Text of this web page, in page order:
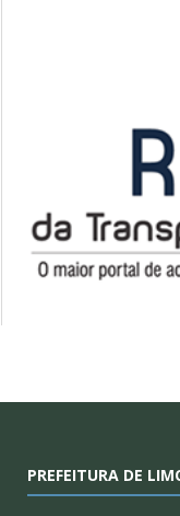
PREFEITURA DE